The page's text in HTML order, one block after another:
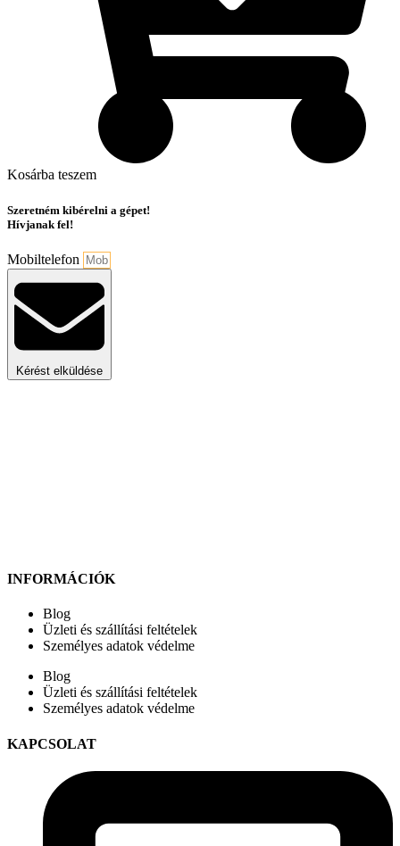
Kosárba teszem
Szeretném kibérelni a gépet!
Hívjanak fel!
Mobiltelefon
Kérést elküldése
INFORMÁCIÓK
Blog
Üzleti és szállítási feltételek
Személyes adatok védelme
Blog
Üzleti és szállítási feltételek
Személyes adatok védelme
KAPCSOLAT